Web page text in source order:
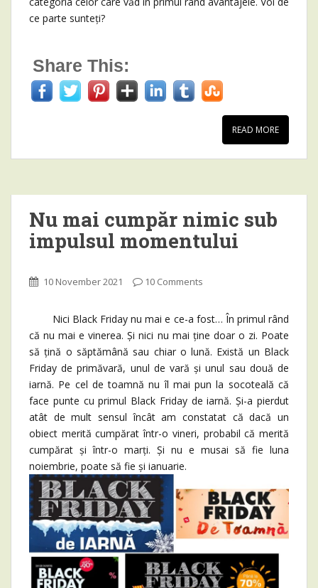
ce parte sunteți?
Share This:
READ MORE
Nu mai cumpăr nimic sub
impulsul momentului
10 November 2021 10 Comments
Nici Black Friday nu mai e ce-a fost… În primul rând
că nu mai e vinerea. Și nici nu mai ține doar o zi. Poate
să țină o săptămână sau chiar o lună. Există un Black
Friday de primăvară, unul de vară și unul sau două de
iarnă. Pe cel de toamnă nu îl mai pun la socoteală că
face punte cu primul Black Friday de iarnă. Și-a pierdut
atât de mult sensul încât am constatat că dacă un
obiect merită cumpărat într-o vineri, probabil că merită
cumpărat și într-o marți. Și nu e musai să fie luna
noiembrie, poate să fie și ianuarie.